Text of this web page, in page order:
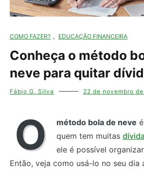
COMO FAZER? , EDUCAÇÃO FINANCEIRA
Conheça o método
neve para quitar
Fábio G. Silva 22 de novembro de
O método bola de neve
quem tem muitas
ele é possível
Então, veja como usá-lo no seu dia